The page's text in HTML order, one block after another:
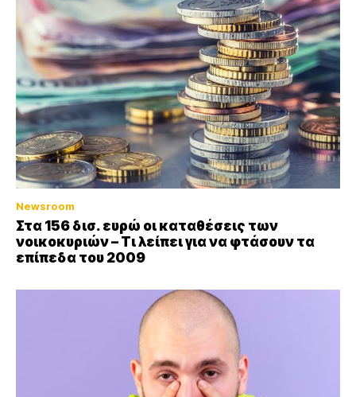
Newsroom
Στα 156 δισ. ευρώ οι καταθέσεις των
νοικοκυριών – Τι λείπει για να φτάσουν τα
επίπεδα του 2009